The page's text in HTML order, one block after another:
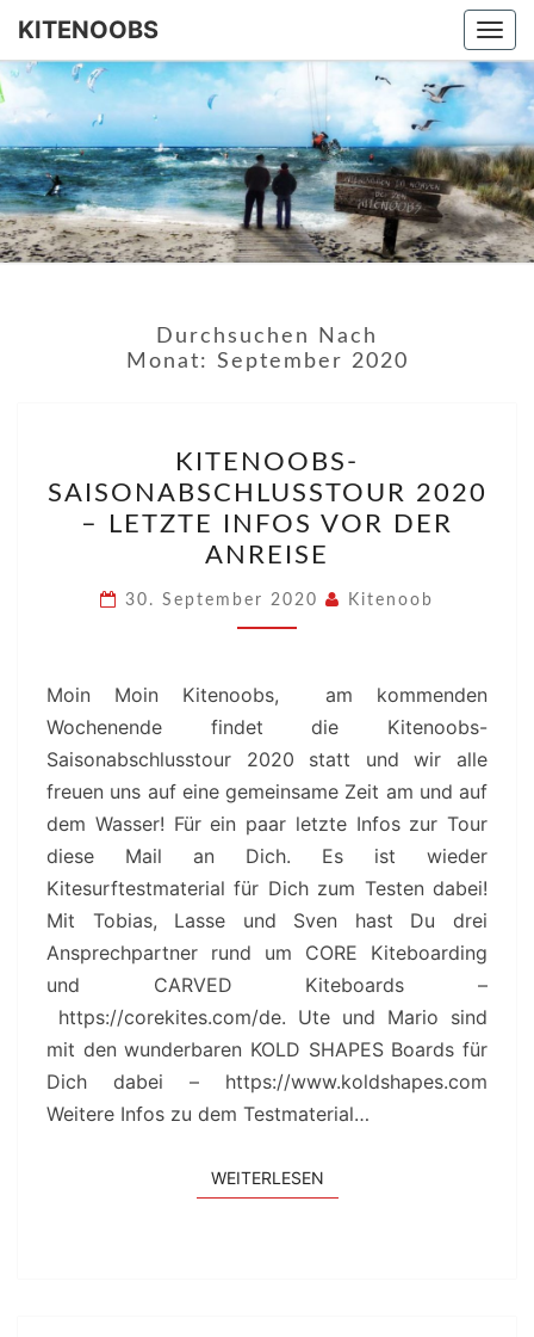
KITENOOBS
Herzlich
Willkommen
Bei Den
Kitenoobs!
Durchsuchen Nach
Monat: September 2020
2020
–
LETZTE
INFOS
VOR
ANREISE
KITENOOBS-
SAISONABSCHLUSSTOUR 2020
– LETZTE INFOS VOR DER
ANREISE
30. September 2020 Kitenoob
Moin Moin Kitenoobs, am kommenden
Wochenende findet die Kitenoobs-
Saisonabschlusstour 2020 statt und wir alle
freuen uns auf eine gemeinsame Zeit am und auf
dem Wasser! Für ein paar letzte Infos zur Tour
diese Mail an Dich. Es ist wieder
Kitesurftestmaterial für Dich zum Testen dabei!
Mit Tobias, Lasse und Sven hast Du drei
Ansprechpartner rund um CORE Kiteboarding
und CARVED Kiteboards –
https://corekites.com/de. Ute und Mario sind
mit den wunderbaren KOLD SHAPES Boards für
Dich dabei – https://www.koldshapes.com
Weitere Infos zu dem Testmaterial…
WEITERLESENWEITERLESEN